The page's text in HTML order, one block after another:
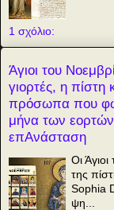
1 σχόλιο:
Άγιοι του
γιορτές, η πίστη
πρόσωπα που
μήνα των
επΑνάσταση
Οι
της
Sophia
ψη...